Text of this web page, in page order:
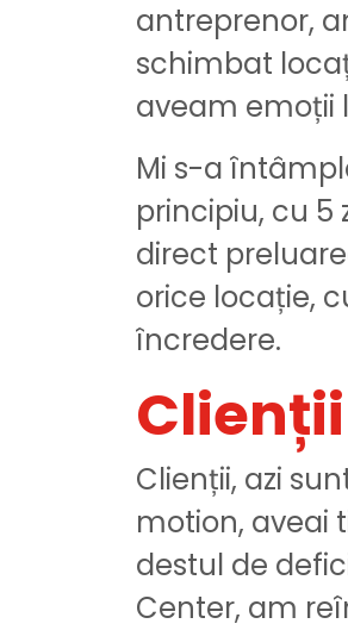
antreprenor,
schimbat
aveam emoții
Mi s-a
principiu, cu
direct
orice locație,
încredere.
Clienții, azi
motion, aveai
destul de
Center, am